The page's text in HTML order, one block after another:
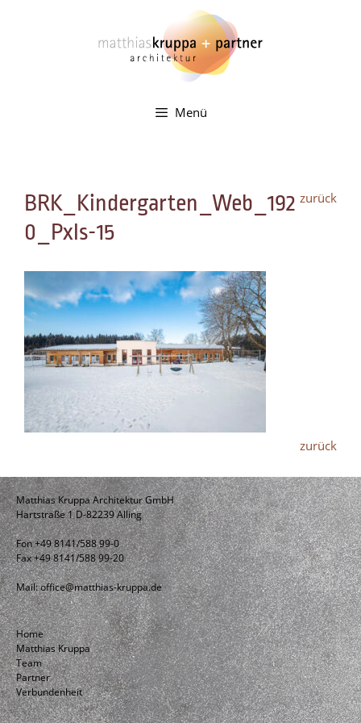
Menü
zurück
BRK_Kindergarten_Web_192
0_Pxls-15
zurück
Matthias Kruppa Architektur GmbH
Hartstraße 1 D-82239 Alling
Fon +49 8141/588 99-0
Fax +49 8141/588 99-20
Mail:office@matthias-kruppa.de
Home
Matthias Kruppa
Team
Partner
Verbundenheit